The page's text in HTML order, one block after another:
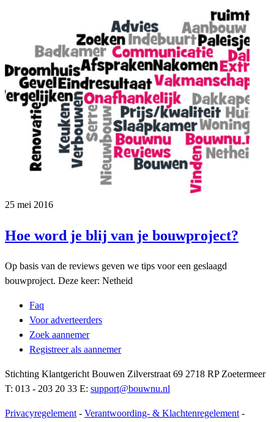
25 mei 2016
Hoe word je blij van je bouwproject?
Op basis van de reviews geven we tips voor een geslaagd
bouwproject. Deze keer: Netheid
Faq
Voor adverteerders
Zoek aannemer
Registreer als aannemer
Stichting Klantgericht Bouwen Zilverstraat 69 2718 RP Zoetermeer
T: 013 - 203 20 33 E: support@bouwnu.nl
Privacyregelement - Verantwoording- & Klachtenregelement -